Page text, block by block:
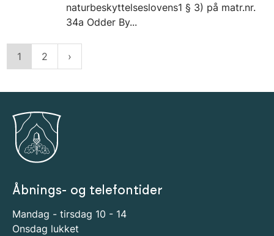
naturbeskyttelseslovens1 § 3) på matr.nr.
34a Odder By...
1 2
Åbnings- og telefontider
Mandag - tirsdag 10 - 14
Onsdag lukket